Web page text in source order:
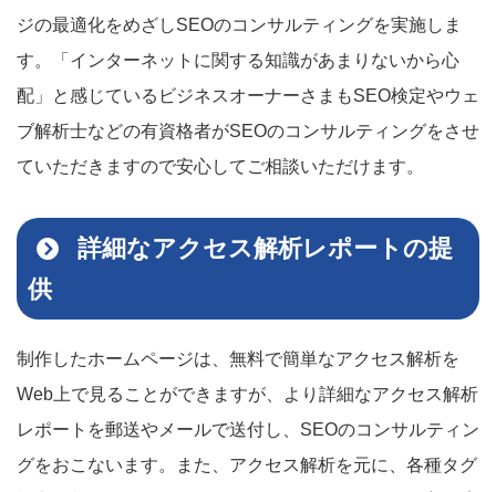
ジの最適化をめざしSEOのコンサルティングを実施しま
す。「インターネットに関する知識があまりないから心
配」と感じているビジネスオーナーさまもSEO検定やウェ
ブ解析士などの有資格者がSEOのコンサルティングをさせ
ていただきますので安心してご相談いただけます。
詳細なアクセス解析レポートの提
供
制作したホームページは、無料で簡単なアクセス解析を
Web上で見ることができますが、より詳細なアクセス解析
レポートを郵送やメールで送付し、SEOのコンサルティン
グをおこないます。また、アクセス解析を元に、各種タグ